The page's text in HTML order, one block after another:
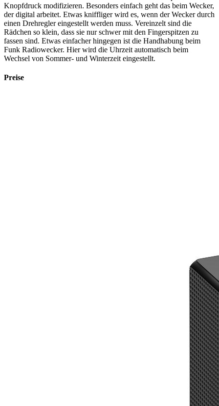
Knopfdruck modifizieren. Besonders einfach geht das beim Wecker,
der digital arbeitet. Etwas kniffliger wird es, wenn der Wecker durch
einen Drehregler eingestellt werden muss. Vereinzelt sind die
Rädchen so klein, dass sie nur schwer mit den Fingerspitzen zu
fassen sind. Etwas einfacher hingegen ist die Handhabung beim
Funk Radiowecker. Hier wird die Uhrzeit automatisch beim
Wechsel von Sommer- und Winterzeit eingestellt.
Preise